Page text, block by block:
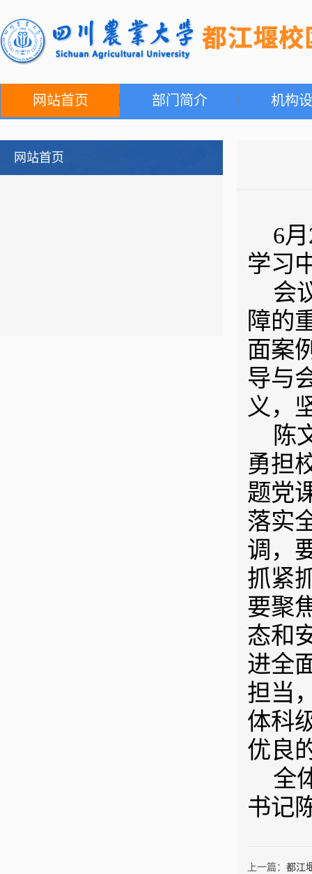
网站首页 部门简介 机构
网站首页
6
学习
会
障的
面案
导与
义，
陈
勇担
题党
落实
调，
抓紧
要聚
态和
进全
担当
体科
优良
全
书记
上一篇： 都江